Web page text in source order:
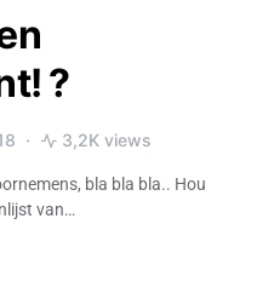
?
3,2K views
bla bla bla.. Hou
van…